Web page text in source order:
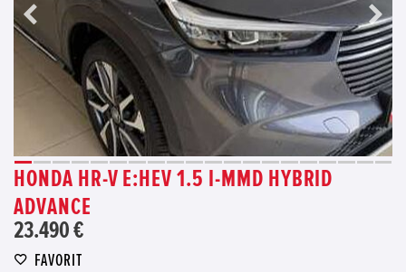
HONDA HR-V E:HEV 1.5 I-MMD HYBRID
ADVANCE
23.490 €
FAVORIT